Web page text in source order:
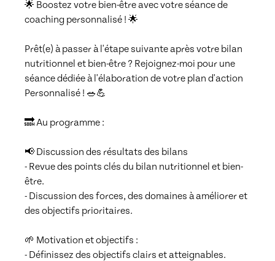
🌟 Boostez votre bien-être avec votre séance de
coaching personnalisé ! 🌟
Prêt(e) à passer à l'étape suivante après votre bilan
nutritionnel et bien-être ? Rejoignez-moi pour une
séance dédiée à l'élaboration de votre plan d'action
Personnalisé ! 🥗💪
🔜 Au programme :
📢 Discussion des résultats des bilans
- Revue des points clés du bilan nutritionnel et bien-
être.
- Discussion des forces, des domaines à améliorer et
des objectifs prioritaires.
🌱 Motivation et objectifs :
- Définissez des objectifs clairs et atteignables.